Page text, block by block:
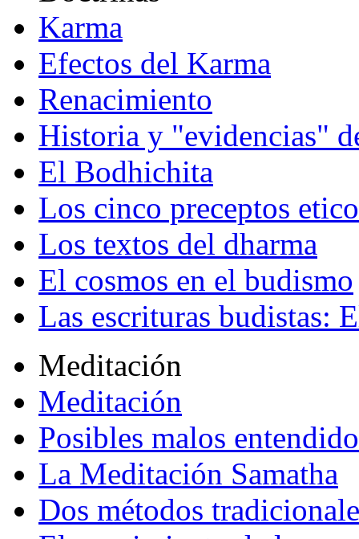
Karma
Efectos del Karma
Renacimiento
Historia y "evidencias"
El Bodhichita
Los cinco preceptos
Los textos del dharma
El cosmos en el budismo
Las escrituras budistas:
Meditación
Meditación
Posibles malos
La Meditación Samatha
Dos métodos